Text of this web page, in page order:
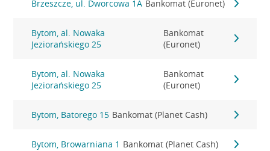
Brzeszcze, ul. Dworcowa 1A Bankomat (Euronet)
Bytom, al. Nowaka
Jeziorańskiego 25
Bankomat
(Euronet)
Bytom, al. Nowaka
Jeziorańskiego 25
Bankomat
(Euronet)
Bytom, Batorego 15 Bankomat (Planet Cash)
Bytom, Browarniana 1 Bankomat (Planet Cash)